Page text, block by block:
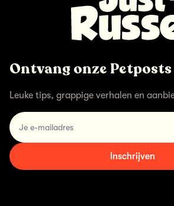
Ontvang onze Petposts
Leuke tips, grappige verhalen en
email
Inschrijven